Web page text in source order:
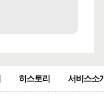
히스토리 서비스소